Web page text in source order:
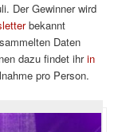
Der Gewinner wird
bekannt
Daten
dazu findet ihrin
pro Person.